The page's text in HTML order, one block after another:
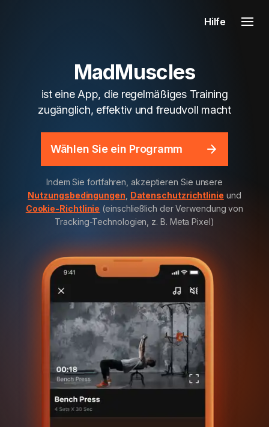
Hilfe
MadMuscles
ist eine App, die regelmäßiges Training
zugänglich, effektiv und freudvoll macht
Wählen Sie ein Programm
Indem Sie fortfahren, akzeptieren Sie unsere
Nutzungsbedingungen Datenschutzrichtlinie und
Cookie-Richtlinie (einschließlich der Verwendung von
Tracking-Technologien, z. B. Meta Pixel)